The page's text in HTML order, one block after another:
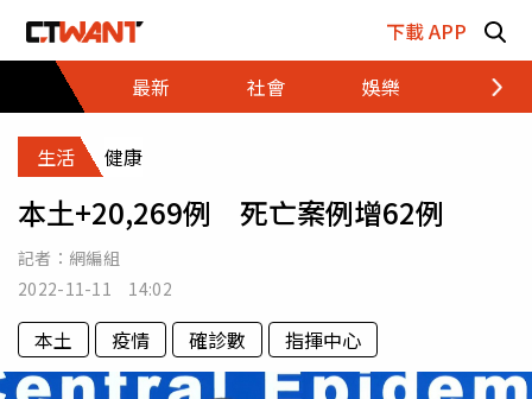
下載 APP
最新
社會 娛樂 財經
生活 健康
本土+20,269例 死亡案例增62例
記者： 網編組
2022-11-11 14:02
本土 疫情 確診數 指揮中心